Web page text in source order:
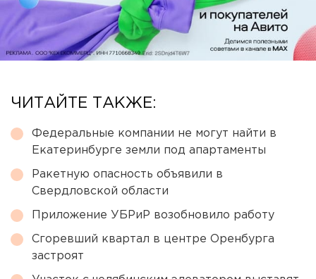
ЧИТАЙТЕ ТАКЖЕ:
Федеральные компании не могут найти в
Екатеринбурге земли под апартаменты
Ракетную опасность объявили в
Свердловской области
Приложение УБРиР возобновило работу
Сгоревший квартал в центре Оренбурга
застроят